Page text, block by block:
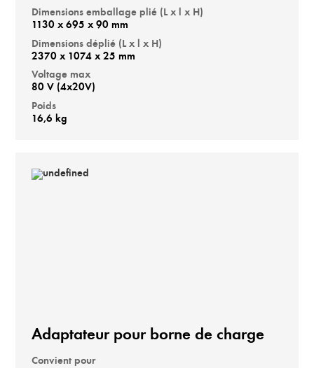
Dimensions emballage plié (L x l x H)
1130 x 695 x 90 mm
Dimensions déplié (L x l x H)
2370 x 1074 x 25 mm
Voltage max
80 V (4x20V)
Poids
16,6 kg
Adaptateur pour borne de charge
Convient pour